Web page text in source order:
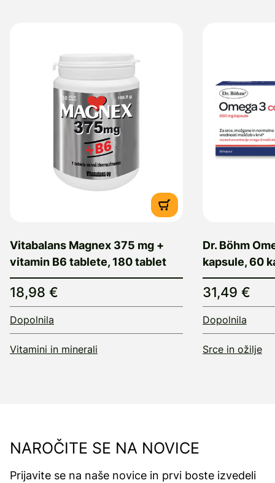
Vitabalans Magnex 375 mg +
vitamin B6 tablete, 180 tablet
18,98 €
Dopolnila
Vitamini in minerali
Dr. Böhm
kapsule, 60
31,49 €
Dopolnila
Srce in ožilje
NAROČITE SE NA NOVICE
Prijavite se na naše novice in prvi boste izvedeli